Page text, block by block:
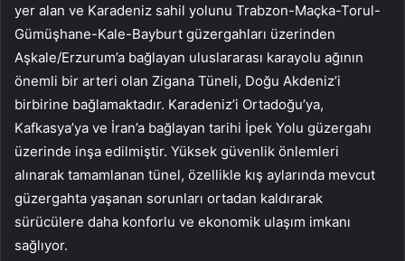
yer alan ve Karadeniz sahil yolunu Trabzon-Maçka-Torul-
Gümüşhane-Kale-Bayburt güzergahları üzerinden
Aşkale/Erzurum’a bağlayan uluslararası karayolu ağının
önemli bir arteri olan Zigana Tüneli, Doğu Akdeniz’i
birbirine bağlamaktadır. Karadeniz’i Ortadoğu’ya,
Kafkasya’ya ve İran’a bağlayan tarihi İpek Yolu güzergahı
üzerinde inşa edilmiştir. Yüksek güvenlik önlemleri
alınarak tamamlanan tünel, özellikle kış aylarında mevcut
güzergahta yaşanan sorunları ortadan kaldırarak
sürücülere daha konforlu ve ekonomik ulaşım imkanı
sağlıyor.